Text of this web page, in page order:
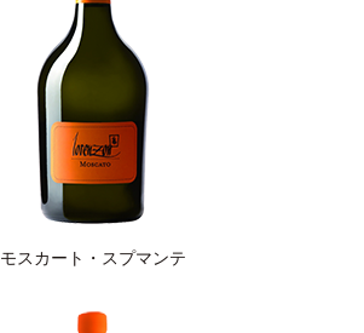
モスカート・スプマンテ